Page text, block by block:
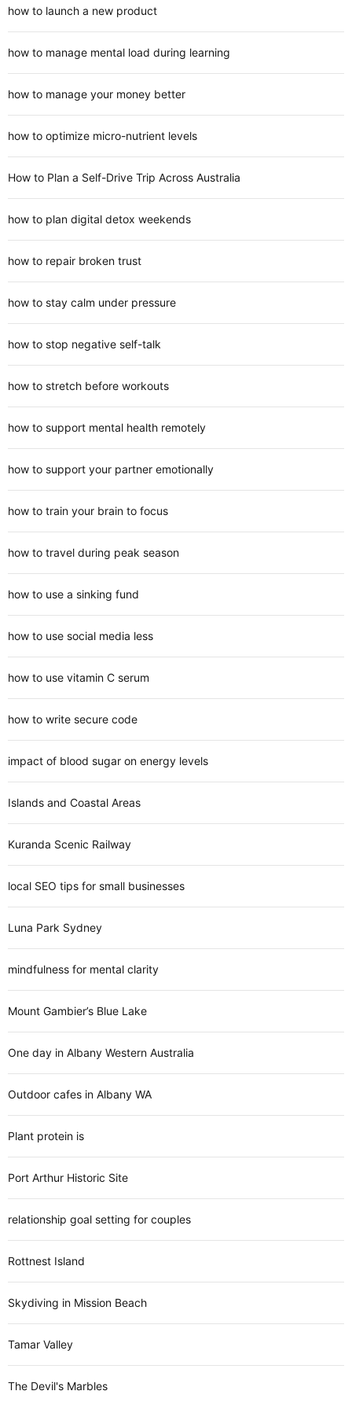
how to launch a new product
how to manage mental load during learning
how to manage your money better
how to optimize micro-nutrient levels
How to Plan a Self-Drive Trip Across Australia
how to plan digital detox weekends
how to repair broken trust
how to stay calm under pressure
how to stop negative self-talk
how to stretch before workouts
how to support mental health remotely
how to support your partner emotionally
how to train your brain to focus
how to travel during peak season
how to use a sinking fund
how to use social media less
how to use vitamin C serum
how to write secure code
impact of blood sugar on energy levels
Islands and Coastal Areas
Kuranda Scenic Railway
local SEO tips for small businesses
Luna Park Sydney
mindfulness for mental clarity
Mount Gambier’s Blue Lake
One day in Albany Western Australia
Outdoor cafes in Albany WA
Plant protein is
Port Arthur Historic Site
relationship goal setting for couples
Rottnest Island
Skydiving in Mission Beach
Tamar Valley
The Devil's Marbles